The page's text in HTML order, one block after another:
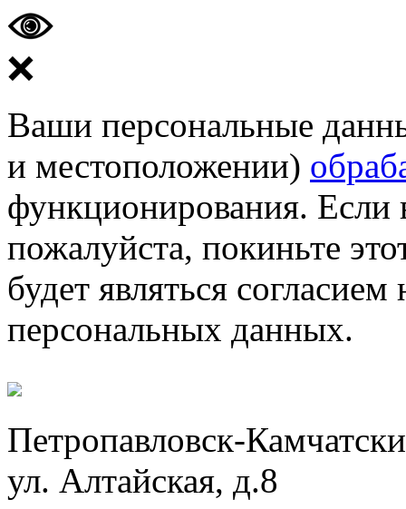
❌
Ваши персональные
и местоположении)
функционирования.
пожалуйста, покиньте
будет являться
персональных данных.
Петропавловск-
ул. Алтайская, д.8